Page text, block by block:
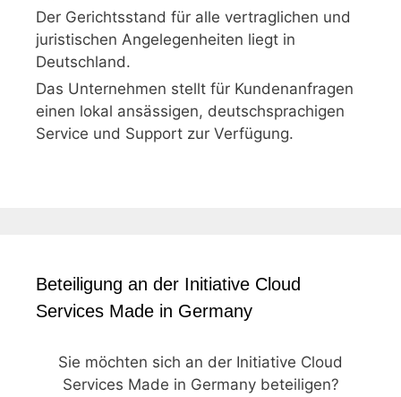
Der Gerichtsstand für alle vertraglichen und
juristischen Angelegenheiten liegt in
Deutschland.
Das Unternehmen stellt für Kundenanfragen
einen lokal ansässigen, deutschsprachigen
Service und Support zur Verfügung.
Beteiligung an der Initiative Cloud
Services Made in Germany
Sie möchten sich an der Initiative Cloud
Services Made in Germany beteiligen?